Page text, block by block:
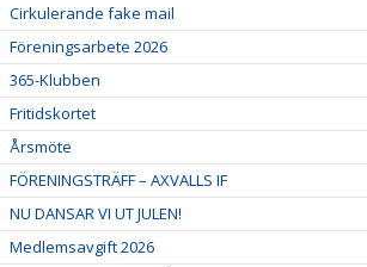
Cirkulerande fake mail
Föreningsarbete 2026
365-Klubben
Fritidskortet
Årsmöte
FÖRENINGSTRÄFF – AXVALLS IF
NU DANSAR VI UT JULEN!
Medlemsavgift 2026